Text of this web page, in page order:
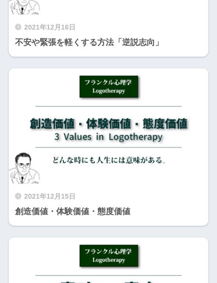
2021年12月16日
不安や緊張を軽くする方法「逆説志向」
2021年12月15日
創造価値・体験価値・態度価値